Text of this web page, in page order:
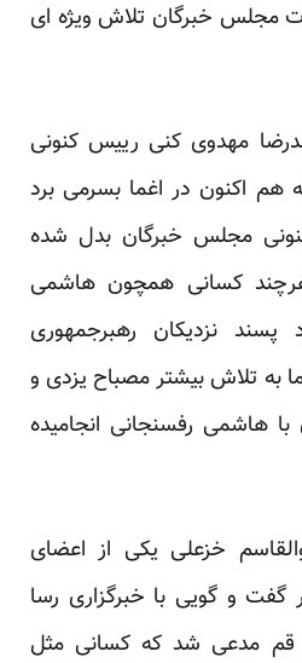
مجلس خبرگان تلاش ویژه ای
مهدوی کنی رییس کنونی
اکنون در اغما بسرمی برد
مجلس خبرگان بدل شده
کسانی همچون هاشمی
نزدیکان رهبرجمهوری
به تلاش بیشتر مصباح یزدی و
هاشمی رفسنجانی انجامیده
خزعلی یکی از اعضای
و گویی با خبرگزاری رسا
قم مدعی شد که کسانی مثل